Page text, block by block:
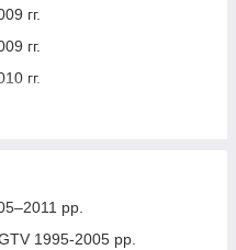
гг.
гг.
гг.
гг.
2013 гг.
гг.
2008 гг.
рр.
1995-2005 рр.